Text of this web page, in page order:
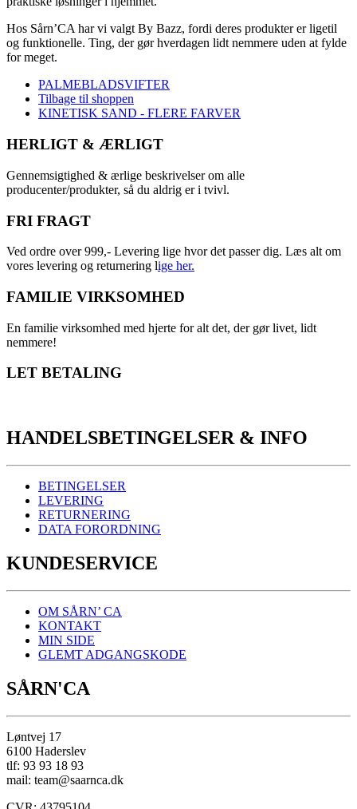
Hos Sårn’CA har vi valgt By Bazz, fordi deres produkter er ligetil
og funktionelle. Ting, der gør hverdagen lidt nemmere uden at fylde
for meget.
PALMEBLADSVIFTER
Tilbage til shoppen
KINETISK SAND - FLERE FARVER
HERLIGT & ÆRLIGT
Gennemsigtighed & ærlige beskrivelser om alle
producenter/produkter, så du aldrig er i tvivl.
FRI FRAGT
Ved ordre over 999,- Levering lige hvor det passer dig. Læs alt om
vores levering og returnering lige her.
FAMILIE VIRKSOMHED
En familie virksomhed med hjerte for alt det, der gør livet, lidt
nemmere!
LET BETALING
HANDELSBETINGELSER & INFO
BETINGELSER
LEVERING
RETURNERING
DATA FORORDNING
KUNDESERVICE
OM SÅRN’ CA
KONTAKT
MIN SIDE
GLEMT ADGANGSKODE
SÅRN'CA
Løntvej 17
6100 Haderslev
tlf: 93 93 18 93
mail: team@saarnca.dk